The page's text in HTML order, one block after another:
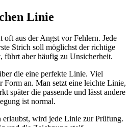
Linie
oft aus der Angst vor Fehlern. Jede
Strich soll möglichst der richtige
führt aber häufig zu Unsicherheit.
die eine perfekte Linie. Viel
Form an. Man setzt eine leichte Linie,
später die passende und lässt andere
ist normal.
wird jede Linie zur Prüfung.